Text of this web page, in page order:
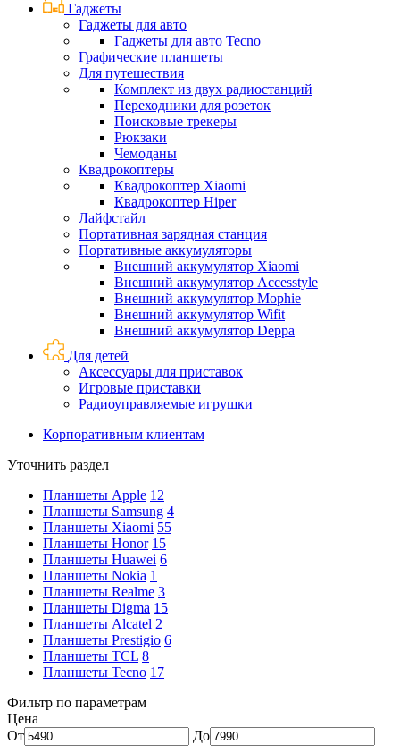
Гаджеты
Гаджеты для авто
Гаджеты для авто Tecno
Графические планшеты
Для путешествия
Комплект из двух радиостанций
Переходники для розеток
Поисковые трекеры
Рюкзаки
Чемоданы
Квадрокоптеры
Квадрокоптер Xiaomi
Квадрокоптер Hiper
Лайфстайл
Портативная зарядная станция
Портативные аккумуляторы
Внешний аккумулятор Xiaomi
Внешний аккумулятор Accesstyle
Внешний аккумулятор Mophie
Внешний аккумулятор Wifit
Внешний аккумулятор Deppa
Для детей
Аксессуары для приставок
Игровые приставки
Радиоуправляемые игрушки
Корпоративным клиентам
Уточнить раздел
Планшеты Apple 12
Планшеты Samsung 4
Планшеты Xiaomi 55
Планшеты Honor 15
Планшеты Huawei 6
Планшеты Nokia 1
Планшеты Realme 3
Планшеты Digma 15
Планшеты Alcatel 2
Планшеты Prestigio 6
Планшеты TCL 8
Планшеты Tecno 17
Фильтр по параметрам
Цена
От
До